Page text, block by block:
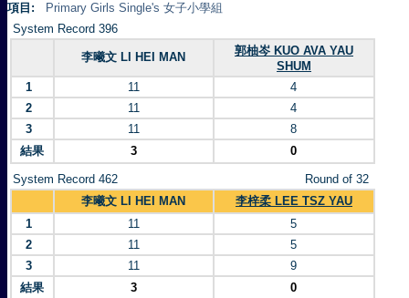
項目:
Primary Girls Single's 女子小學組
System Record 396
李曦文 LI HEI MAN
郭柚岑 KUO AVA YAU
SHUM
1
11
4
2
11
4
3
11
8
結果
3 0
System Record 462
Round of 32
李曦文 LI HEI MAN
李梓柔 LEE TSZ YAU
1
11
5
2
11
5
3
11
9
結果
3 0